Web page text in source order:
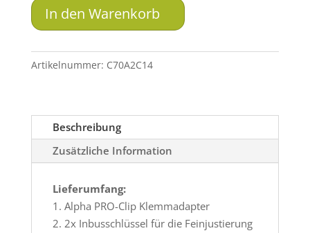
Clip
Klemmadapter
52
Menge
In den Warenkorb
Artikelnummer: C70A2C14
Beschreibung
Zusätzliche Information
Lieferumfang:
1. Alpha PRO-Clip Klemmadapter
2. 2x Inbusschlüssel für die Feinjustierung